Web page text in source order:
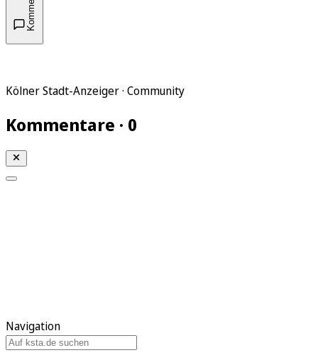
Kölner Stadt-Anzeiger · Community
Kommentare · 0
Navigation